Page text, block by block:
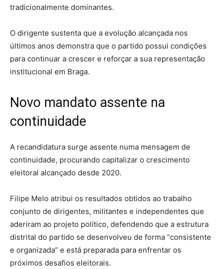
tradicionalmente dominantes.
O dirigente sustenta que a evolução alcançada nos
últimos anos demonstra que o partido possui condições
para continuar a crescer e reforçar a sua representação
institucional em Braga.
Novo mandato assente na
continuidade
A recandidatura surge assente numa mensagem de
continuidade, procurando capitalizar o crescimento
eleitoral alcançado desde 2020.
Filipe Melo atribui os resultados obtidos ao trabalho
conjunto de dirigentes, militantes e independentes que
aderiram ao projeto político, defendendo que a estrutura
distrital do partido se desenvolveu de forma “consistente
e organizada” e está preparada para enfrentar os
próximos desafios eleitorais.